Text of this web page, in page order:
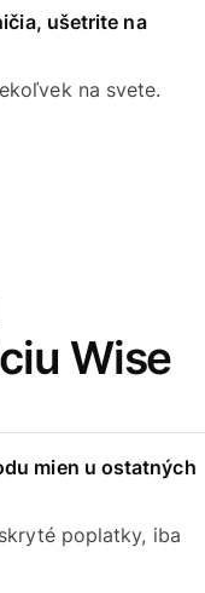
ušetrite na
na svete.
Wise
mien u ostatných
poplatky, iba